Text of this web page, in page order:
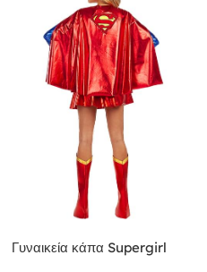
Γυναικεία κάπα Supergirl